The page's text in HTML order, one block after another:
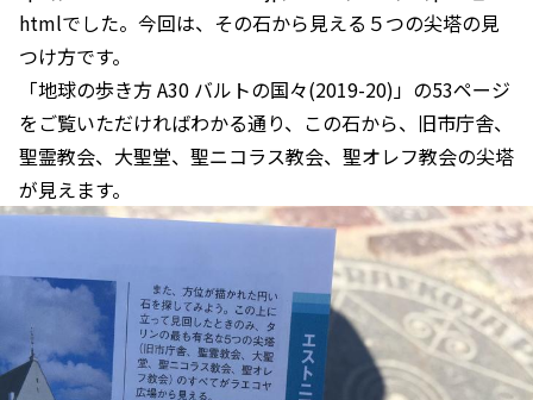
htmlでした。今回は、その石から見える５つの尖塔の見
つけ方です。
「地球の歩き方 A30 バルトの国々(2019-20)」の53ページ
をご覧いただければわかる通り、この石から、旧市庁舎、
聖霊教会、大聖堂、聖ニコラス教会、聖オレフ教会の尖塔
が見えます。